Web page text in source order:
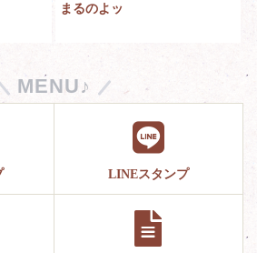
まるのよッ
MENU♪
LINEスタンプ